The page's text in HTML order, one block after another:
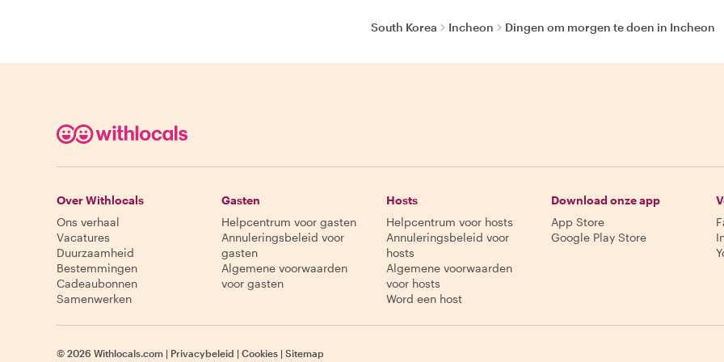
South Korea Incheon Dingen om morgen te doen in Incheon
Over Withlocals
Ons verhaal
Vacatures
Duurzaamheid
Bestemmingen
Cadeaubonnen
Samenwerken
Gasten
Helpcentrum voor gasten
Annuleringsbeleid voor
gasten
Algemene voorwaarden
voor gasten
Hosts
Helpcentrum voor hosts
Annuleringsbeleid voor
hosts
Algemene voorwaarden
voor hosts
Word een host
Download onze app
App Store
Google Play Store
© 2026 Withlocals.com | Privacybeleid | Cookies | Sitemap